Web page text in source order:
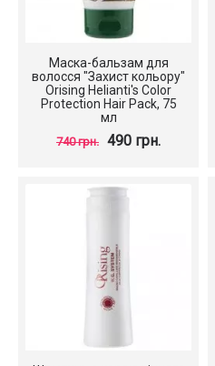
Маска-бальзам для
волосся "Захист кольору"
Orising Helianti's Color
Protection Hair Pack, 75
мл
740 грн. 490 грн.